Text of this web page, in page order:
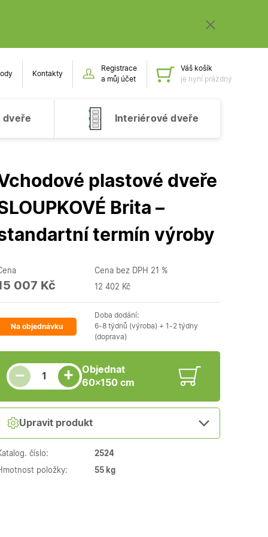
Kontakty
Registrace
a můj účet
Obsah
Váš košík
je nyní prázdný
dveře Interiérové dveře
plastové dveře
Brita –
termín výroby
007 Kč
Cena bez DPH 21 %
12 402 Kč
Na objednávku
Doba dodání:
6-8 týdnů (výroba) + 1-2 týdny
(doprava)
−
Snížit množství
Počet kusů +
Zvýšit množství
Objednat
60×150 cm
Upravit produkt
číslo: 2524
položky: 55 kg